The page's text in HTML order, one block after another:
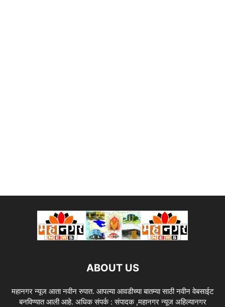
ABOUT US
महानगर न्यूज आता नवीन रुपात. आपल्या आवडीच्या बातम्या साठी नवीन वेबसाईट
बनविण्यात आली आहे. अधिक संपर्क : संपादक ,महानगर न्यूज अहिल्यानगर